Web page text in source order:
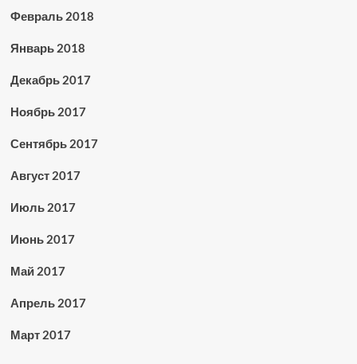
Февраль 2018
Январь 2018
Декабрь 2017
Ноябрь 2017
Сентябрь 2017
Август 2017
Июль 2017
Июнь 2017
Май 2017
Апрель 2017
Март 2017